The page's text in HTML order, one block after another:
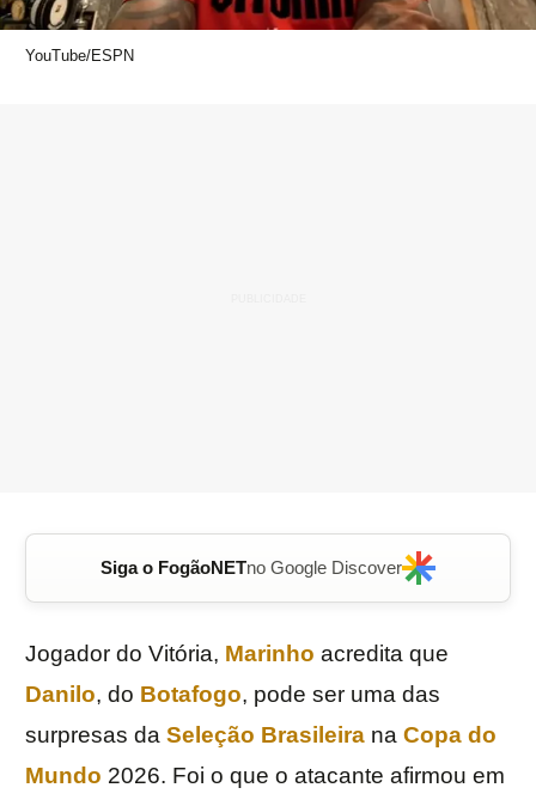
YouTube/ESPN
Siga o FogãoNETno Google Discover
Jogador do Vitória, Marinho acredita que
Danilo, do Botafogo, pode ser uma das
surpresas da Seleção Brasileira na Copa do
Mundo 2026. Foi o que o atacante afirmou em